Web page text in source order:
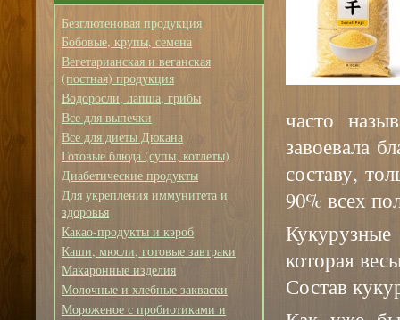
Безглютеновая продукция
Бобовые, крупы, семена
Вегетарианская и веганская
(постная) продукция
Водоросли, лапша, грибы
Все для выпечки
Все для диеты Дюкана
Готовые блюда (супы, котлеты)
Диабетические продукты
Для укрепления иммунитета и
здоровья
Какао-продукты и кэроб
Каши, мюсли, готовые завтраки
Макаронные изделия
Молочные и хлебные закваски
Мороженое с пробиотиками и
часто
завоевала
составу,
90% всех
которая
Состав